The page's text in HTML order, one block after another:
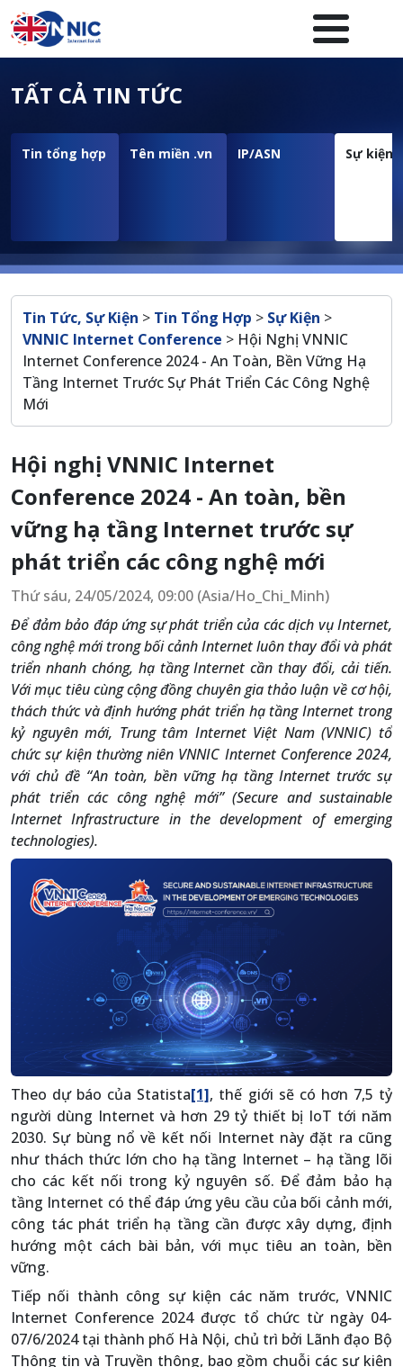
Nhảy đến nội dung
Menuheader của website
TẤT CẢ TIN TỨC
Tin tổng hợp Tên miền .vn IP/ASN Sự kiện
Breadcrumb
Tin Tức, Sự Kiện > Tin Tổng Hợp > Sự Kiện >
VNNIC Internet Conference > Hội Nghị VNNIC
Internet Conference 2024 - An Toàn, Bền Vững Hạ
Tầng Internet Trước Sự Phát Triển Các Công Nghệ
Mới
Hội nghị VNNIC Internet
Conference 2024 - An toàn, bền
vững hạ tầng Internet trước sự
phát triển các công nghệ mới
Thứ sáu, 24/05/2024, 09:00 (Asia/Ho_Chi_Minh)
Để đảm bảo đáp ứng sự phát triển của các dịch vụ Internet,
công nghệ mới trong bối cảnh Internet luôn thay đổi và phát
triển nhanh chóng, hạ tầng Internet cần thay đổi, cải tiến.
Với mục tiêu cùng cộng đồng chuyên gia thảo luận về cơ hội,
thách thức và định hướng phát triển hạ tầng Internet trong
kỷ nguyên mới, Trung tâm Internet Việt Nam (VNNIC) tổ
chức sự kiện thường niên VNNIC Internet Conference 2024,
với chủ đề “An toàn, bền vững hạ tầng Internet trước sự
phát triển các công nghệ mới” (Secure and sustainable
Internet Infrastructure in the development of emerging
technologies).
Theo dự báo của Statista[1], thế giới sẽ có hơn 7,5 tỷ
người dùng Internet và hơn 29 tỷ thiết bị IoT tới năm
2030. Sự bùng nổ về kết nối Internet này đặt ra cũng
như thách thức lớn cho hạ tầng Internet – hạ tầng lõi
cho các kết nối trong kỷ nguyên số. Để đảm bảo hạ
tầng Internet có thể đáp ứng yêu cầu của bối cảnh mới,
công tác phát triển hạ tầng cần được xây dựng, định
hướng một cách bài bản, với mục tiêu an toàn, bền
vững.
Tiếp nối thành công sự kiện các năm trước, VNNIC
Internet Conference 2024 được tổ chức từ ngày 04-
07/6/2024 tại thành phố Hà Nội, chủ trì bởi Lãnh đạo Bộ
Thông tin và Truyền thông, bao gồm chuỗi các sự kiện